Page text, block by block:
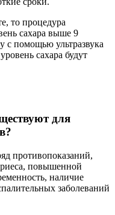
то процедура
сахара выше 9
с помощью ультразвука
сахара будут
для
противопоказаний,
повышенной
наличие
заболеваний